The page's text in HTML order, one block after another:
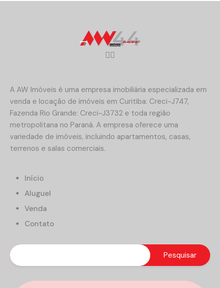
A AW Imóveis é uma empresa imobiliária especializada em
venda e locação de imóveis em Curitiba: Creci-J747,
Fazenda Rio Grande: Creci-J3732 e toda região
metropolitana no Paraná. A empresa oferece uma
variedade de imóveis, incluindo apartamentos, casas,
terrenos e salas comerciais.
Início
Aluguel
Venda
Contato